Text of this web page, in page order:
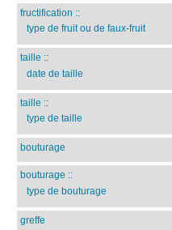
fructification ::
type de fruit ou de faux-fruit
taille ::
date de taille
taille ::
type de taille
bouturage
bouturage ::
type de bouturage
greffe